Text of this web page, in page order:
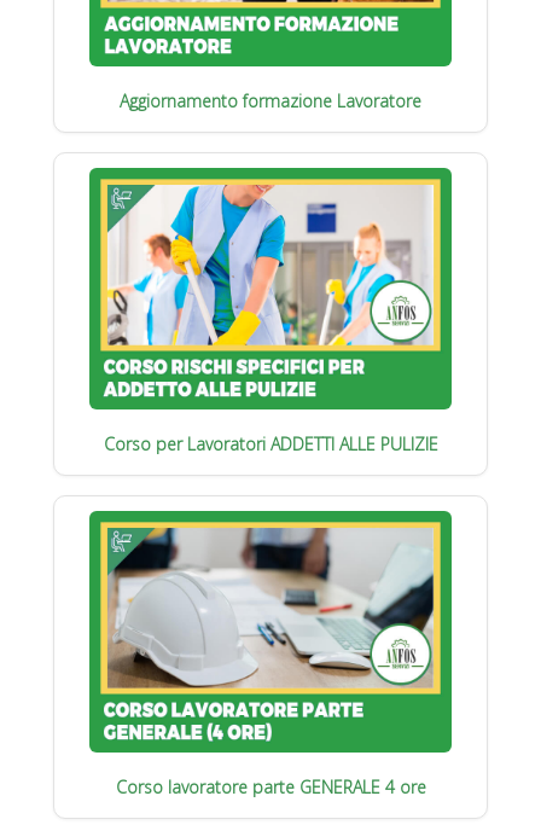
Aggiornamento formazione Lavoratore
Corso per Lavoratori ADDETTI ALLE PULIZIE
Corso lavoratore parte GENERALE 4 ore